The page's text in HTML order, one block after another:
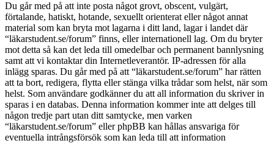
Du går med på att inte posta något grovt, obscent, vulgärt,
förtalande, hatiskt, hotande, sexuellt orienterat eller något annat
material som kan bryta mot lagarna i ditt land, lagar i landet där
“läkarstudent.se/forum” finns, eller internationell lag. Om du bryter
mot detta så kan det leda till omedelbar och permanent bannlysning
samt att vi kontaktar din Internetleverantör. IP-adressen för alla
inlägg sparas. Du går med på att “läkarstudent.se/forum” har rätten
att ta bort, redigera, flytta eller stänga vilka trådar som helst, när som
helst. Som användare godkänner du att all information du skriver in
sparas i en databas. Denna information kommer inte att delges till
någon tredje part utan ditt samtycke, men varken
“läkarstudent.se/forum” eller phpBB kan hållas ansvariga för
eventuella intrångsförsök som kan leda till att information